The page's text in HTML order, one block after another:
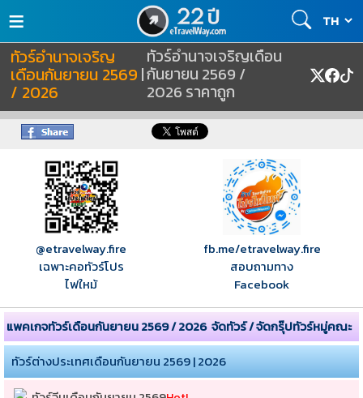
≡
ทัวร์อำนาจเจริญ
เดือนกันยายน 2569
/ 2026
|
ทัวร์อำนาจเจริญเดือน
กันยายน 2569 /
2026 ราคาถูก
@etravelway.fire
เฉพาะคอทัวร์โปร
ไฟใหม้
fb.me/etravelway.fire
สอบถามทาง
Facebook
แพคเกจทัวร์เดือนกันยายน 2569 / 2026 จัดทัวร์ / จัดกรุ๊ปทัวร์หมู่คณะ
ทัวร์ต่างประเทศเดือนกันยายน 2569 | 2026